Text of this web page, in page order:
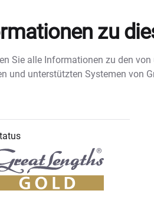
zu
Sie alle Informationen zu den
und unterstützten Systemen von